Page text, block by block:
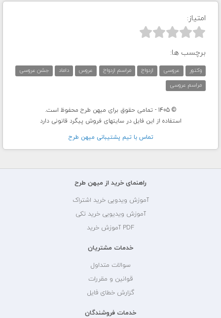
امتیاز:



برچسب ها:
وکتور عروسی ازدواج مراسم ازدواج عروس داماد
جشن عروسی
مراسم عروسی
© 1405 - تمامی حقوق برای میهن طرح محفوظ است.
استفاده از این فایل در سایتهای فروش پیگرد قانونی دارد
تماس با تيم پشتيبانی ميهن طرح
راهنمای خرید از میهن طرح
آموزش ویدویی خرید اشتراک
آموزش ویدیویی خرید تکی
PDF آموزش خرید
خدمات مشتریان
سوالات متداول
قوانین و مقررات
گزارش خطای فایل
خدمات فروشندگان